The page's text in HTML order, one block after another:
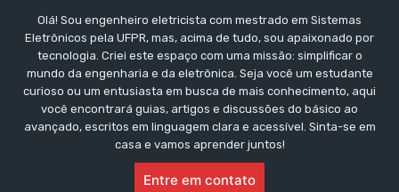
Olá! Sou engenheiro eletricista com mestrado em Sistemas
Eletrônicos pela UFPR, mas, acima de tudo, sou apaixonado por
tecnologia. Criei este espaço com uma missão: simplificar o
mundo da engenharia e da eletrônica. Seja você um estudante
curioso ou um entusiasta em busca de mais conhecimento, aqui
você encontrará guias, artigos e discussões do básico ao
avançado, escritos em linguagem clara e acessível. Sinta-se em
casa e vamos aprender juntos!
Entre em contato